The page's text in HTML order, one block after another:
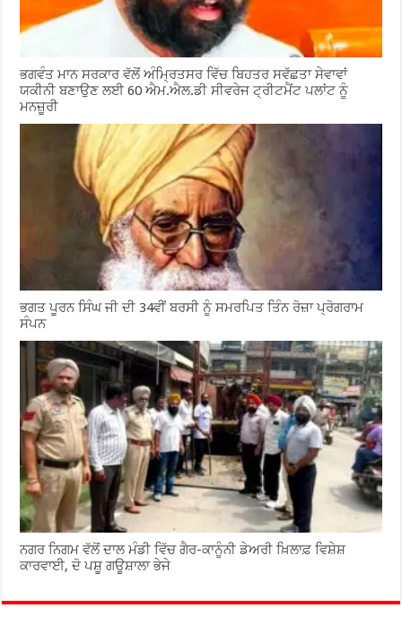
ਭਗਵੰਤ ਮਾਨ ਸਰਕਾਰ ਵੱਲੋਂ ਅੰਮ੍ਰਿਤਸਰ ਵਿੱਚ ਬਿਹਤਰ ਸਵੱਛਤਾ ਸੇਵਾਵਾਂ
ਯਕੀਨੀ ਬਣਾਉਣ ਲਈ 60 ਐਮ.ਐਲ.ਡੀ ਸੀਵਰੇਜ ਟ੍ਰੀਟਮੈਂਟ ਪਲਾਂਟ ਨੂੰ
ਮਨਜ਼ੂਰੀ
ਭਗਤ ਪੂਰਨ ਸਿੰਘ ਜੀ ਦੀ 34ਵੀਂ ਬਰਸੀ ਨੂੰ ਸਮਰਪਿਤ ਤਿੰਨ ਰੋਜ਼ਾ ਪ੍ਰੋਗਰਾਮ
ਸੰਪਨ
ਨਗਰ ਨਿਗਮ ਵੱਲੋਂ ਦਾਲ ਮੰਡੀ ਵਿੱਚ ਗੈਰ-ਕਾਨੂੰਨੀ ਡੇਅਰੀ ਖ਼ਿਲਾਫ਼ ਵਿਸ਼ੇਸ਼
ਕਾਰਵਾਈ, ਦੋ ਪਸ਼ੂ ਗਊਸ਼ਾਲਾ ਭੇਜੇ